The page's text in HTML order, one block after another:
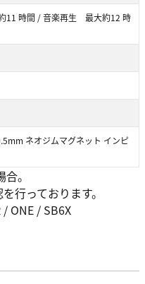
11 時間 / 音楽再生 最大約12 時
ネオジムマグネット インピ
。
行っております。
ONE / SB6X